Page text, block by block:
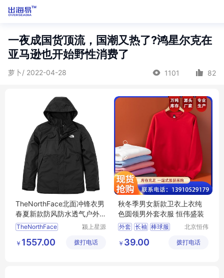
一夜成国货顶流，国潮又热了?鸿星尔克在
亚马逊也开始野性消费了
萝卜/ 2022-04-28 1101 82
TheNorthFace北面冲锋衣男
春夏新款防风防水透气户外
夹克登山外套
TheNorthFace
颍上星源
有限公司
￥ 1557.00 拨打电话
秋冬季男女新款卫衣上衣纯
色圆领男外套衣服 恒伟盛装
外套 长袖 棒球服
北京恒伟
有限公司
￥ 39.00 拨打电话